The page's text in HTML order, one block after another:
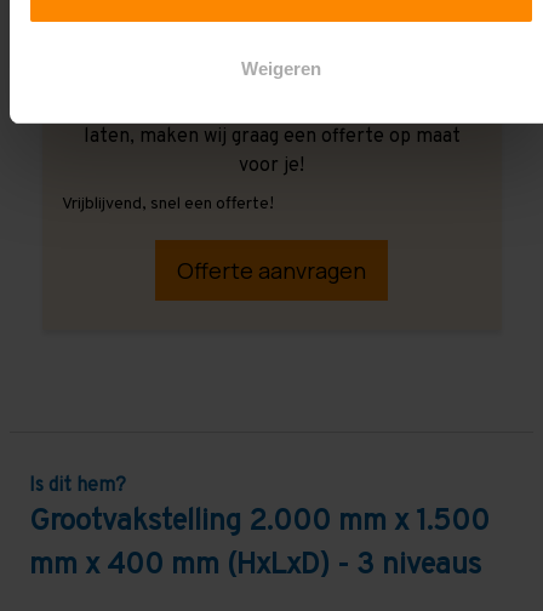
Weigeren
laten, maken wij graag een offerte op maat
voor je!
Vrijblijvend, snel een offerte!
Offerte aanvragen
Is dit hem?
Grootvakstelling 2.000 mm x 1.500
mm x 400 mm (HxLxD) - 3 niveaus